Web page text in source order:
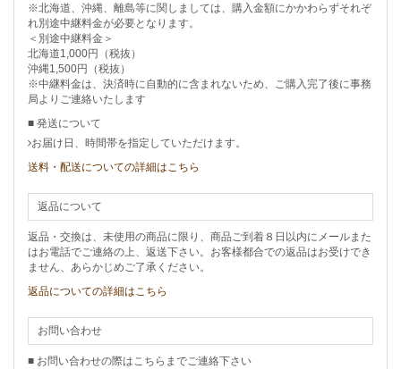
※北海道、沖縄、離島等に関しましては、購入金額にかかわらずそれぞ
れ別途中継料金が必要となります。
＜別途中継料金＞
北海道1,000円（税抜）
沖縄1,500円（税抜）
※中継料金は、決済時に自動的に含まれないため、ご購入完了後に事務
局よりご連絡いたします
■ 発送について
お届け日、時間帯を指定していただけます。
送料・配送についての詳細はこちら
返品について
返品・交換は、未使用の商品に限り、商品ご到着８日以内にメールまた
はお電話でご連絡の上、返送下さい。お客様都合での返品はお受けでき
ません、あらかじめご了承ください。
返品についての詳細はこちら
お問い合わせ
■ お問い合わせの際はこちらまでご連絡下さい